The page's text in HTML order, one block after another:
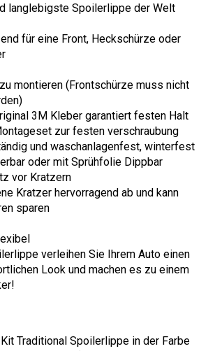
langlebigste Spoilerlippe der Welt
für eine Front, Heckschürze oder
montieren (Frontschürze muss nicht
3M Kleber garantiert festen Halt
zur festen verschraubung
und waschanlagenfest, winterfest
oder mit Sprühfolie Dippbar
vor Kratzern
Kratzer hervorragend ab und kann
sparen
verleihen Sie Ihrem Auto einen
Look und machen es zu einem
Traditional Spoilerlippe in der Farbe